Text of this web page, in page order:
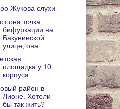
Жукова слухи
она точка
бифуркации на
Бакунинской
улице, она...
площадка у 10
корпуса
район в
Лионе. Хотели
бы так жить?